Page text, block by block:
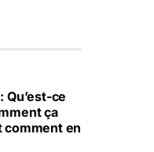
Qu’est-ce
ça
en